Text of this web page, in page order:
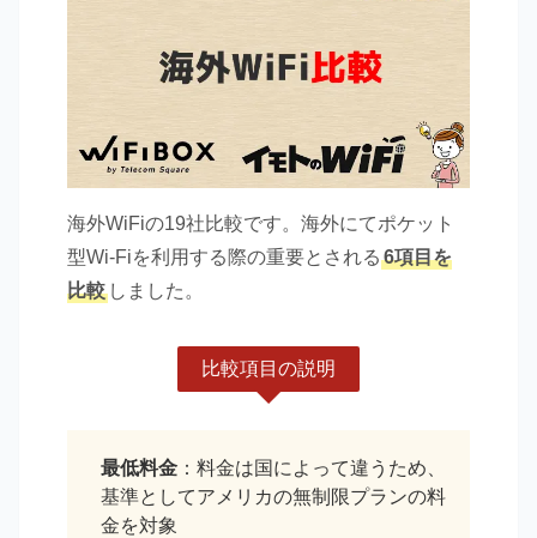
海外WiFiの19社比較です。海外にてポケット
型Wi-Fiを利用する際の重要とされる 6項目を
比較 しました。
比較項目の説明
最低料金 ：料金は国によって違うため、
基準としてアメリカの無制限プランの料
金を対象